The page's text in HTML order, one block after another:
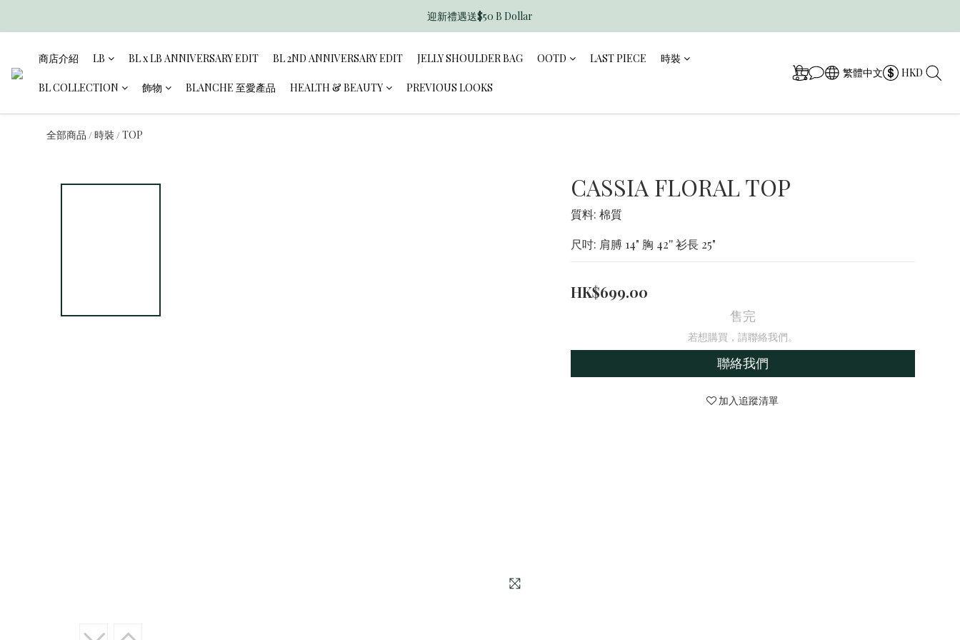
香港訂單滿$600免運費
迎新禮遇送$50 B Dollar
商店介紹 LB BL x LB ANNIVERSARY EDIT BL 2ND ANNIVERSARY EDIT JELLY SHOULDER BAG OOTD LAST PIECE 時裝
BL COLLECTION 飾物 BLANCHE 至愛產品 HEALTH & BEAUTY PREVIOUS LOOKS
繁體中文 HKD
全部商品 /時裝 /TOP
CASSIA FLORAL TOP
質料: 棉質
尺吋: 肩膊 14" 胸 42'' 衫長 25"
HK$699.00
售完
若想購買，請聯絡我們。
聯絡我們
加入追蹤清單